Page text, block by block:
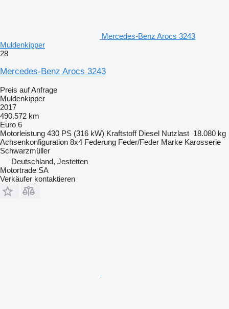
Mercedes-Benz Arocs 3243
Muldenkipper
28
Mercedes-Benz Arocs 3243
Preis auf Anfrage
Muldenkipper
2017
490.572 km
Euro 6
Motorleistung 430 PS (316 kW) Kraftstoff Diesel Nutzlast 18.080 kg
Achsenkonfiguration 8x4 Federung Feder/Feder Marke Karosserie
Schwarzmüller
Deutschland, Jestetten
Motortrade SA
Verkäufer kontaktieren